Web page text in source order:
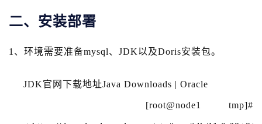
二、安装部署
1、环境需要准备mysql、JDK以及Doris安装包。
JDK官网下载地址Java Downloads | Oracle
[root@node1 tmp]#